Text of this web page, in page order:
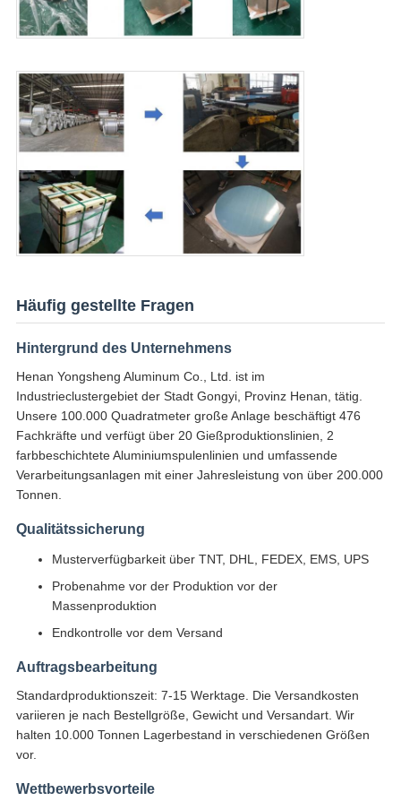
Häufig gestellte Fragen
Hintergrund des Unternehmens
Henan Yongsheng Aluminum Co., Ltd. ist im
Industrieclustergebiet der Stadt Gongyi, Provinz Henan, tätig.
Unsere 100.000 Quadratmeter große Anlage beschäftigt 476
Fachkräfte und verfügt über 20 Gießproduktionslinien, 2
farbbeschichtete Aluminiumspulenlinien und umfassende
Verarbeitungsanlagen mit einer Jahresleistung von über 200.000
Tonnen.
Qualitätssicherung
Musterverfügbarkeit über TNT, DHL, FEDEX, EMS, UPS
Probenahme vor der Produktion vor der
Massenproduktion
Endkontrolle vor dem Versand
Auftragsbearbeitung
Standardproduktionszeit: 7-15 Werktage. Die Versandkosten
variieren je nach Bestellgröße, Gewicht und Versandart. Wir
halten 10.000 Tonnen Lagerbestand in verschiedenen Größen
vor.
Wettbewerbsvorteile